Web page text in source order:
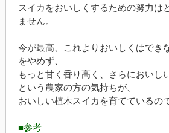
スイカをおいしくするための努力は
ません。
今が最高、これよりおいしくはでき
をやめず、
もっと甘く香り高く、さらにおいし
という農家の方の気持ちが、
おいしい植木スイカを育てているの
■参考